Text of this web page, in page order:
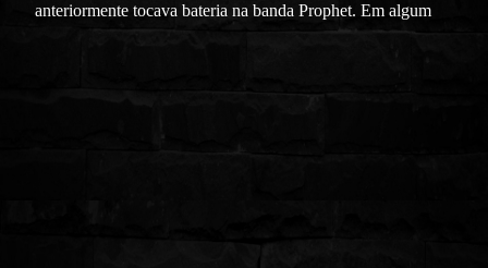
anteriormente tocava bateria na banda Prophet. Em algum